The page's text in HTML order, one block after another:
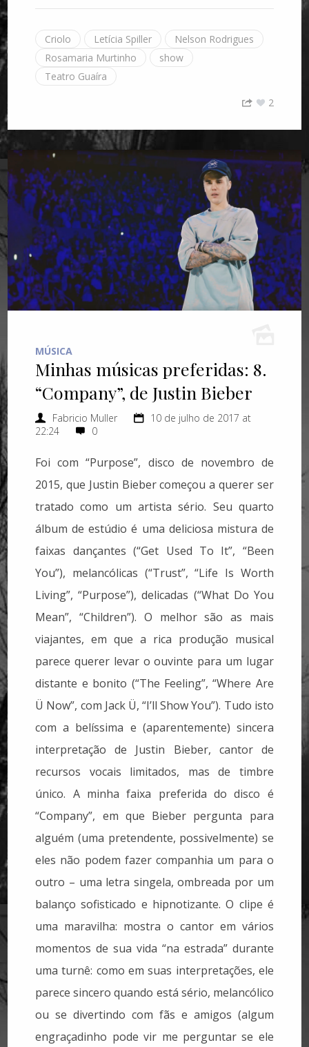
Criolo Letícia Spiller
Nelson Rodrigues
Rosamaria Murtinho
show
Teatro Guaíra
2
MÚSICA
Minhas músicas preferidas: 8.
“Company”, de Justin Bieber
Fabricio Muller
10 de julho de 2017 at
22:24
0
Foi com “Purpose”, disco de novembro de
2015, que Justin Bieber começou a querer ser
tratado como um artista sério. Seu quarto
álbum de estúdio é uma deliciosa mistura de
faixas dançantes (“Get Used To It”, “Been
You”), melancólicas (“Trust”, “Life Is Worth
Living”, “Purpose”), delicadas (“What Do You
Mean”, “Children”). O melhor são as mais
viajantes, em que a rica produção musical
parece querer levar o ouvinte para um lugar
distante e bonito (“The Feeling”, “Where Are
Ü Now”, com Jack Ü, “I’ll Show You”). Tudo isto
com a belíssima e (aparentemente) sincera
interpretação de Justin Bieber, cantor de
recursos vocais limitados, mas de timbre
único. A minha faixa preferida do disco é
“Company”, em que Bieber pergunta para
alguém (uma pretendente, possivelmente) se
eles não podem fazer companhia um para o
outro – uma letra singela, ombreada por um
balanço sofisticado e hipnotizante. O clipe é
uma maravilha: mostra o cantor em vários
momentos de sua vida “na estrada” durante
uma turnê: como em suas interpretações, ele
parece sincero quando está sério, melancólico
ou se divertindo com fãs e amigos (algum
engraçadinho pode vir me perguntar se ele